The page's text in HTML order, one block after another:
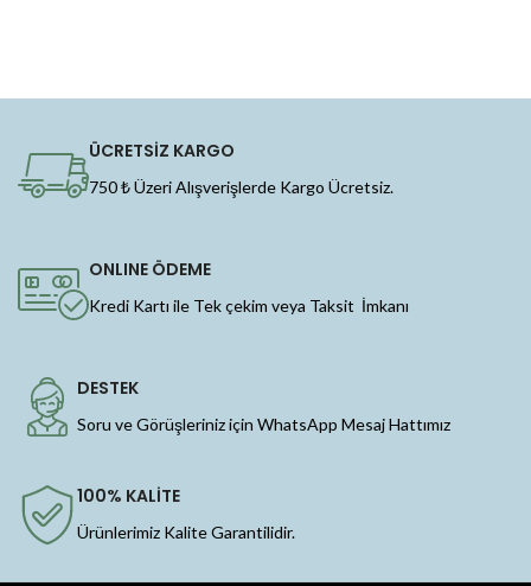
ÜCRETSİZ KARGO
750 ₺ Üzeri Alışverişlerde Kargo Ücretsiz.
ONLINE ÖDEME
Kredi Kartı ile Tek çekim veya Taksit İmkanı
DESTEK
Soru ve Görüşleriniz için WhatsApp Mesaj Hattımız
100% KALİTE
Ürünlerimiz Kalite Garantilidir.